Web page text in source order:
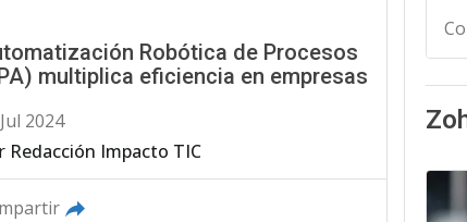
Robótica de Procesos
multiplica eficiencia en empresas
2024
Redacción Impacto TIC